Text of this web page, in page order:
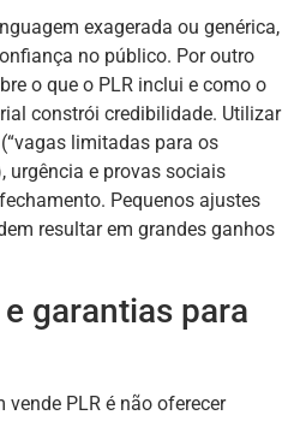
exagerada ou genérica,
no público. Por outro
o que o PLR inclui e como o
constrói credibilidade. Utilizar
limitadas para os
urgência e provas sociais
Pequenos ajustes
resultar em grandes ganhos
garantias para
vende PLR é não oferecer